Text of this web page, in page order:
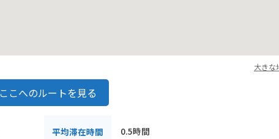
大きな
ここへのルートを見る
平均滞在時間 0.5時間